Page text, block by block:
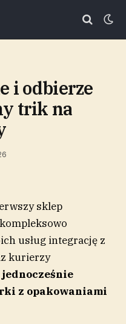
i odbierze
trik na
sklep
usług integrację z
kurierzy
z opakowaniami